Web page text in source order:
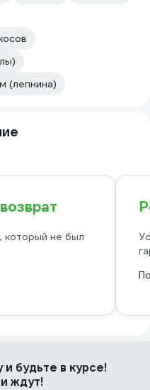
(лепнина)
который не был
и будьте в курсе!
ждут!